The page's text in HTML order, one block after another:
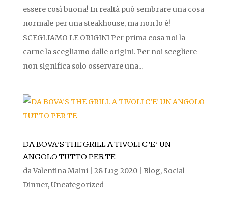
essere così buona! In realtà può sembrare una cosa
normale per una steakhouse, ma non lo è!
SCEGLIAMO LE ORIGINI Per prima cosa noi la
carne la scegliamo dalle origini. Per noi scegliere
non significa solo osservare una...
DA BOVA’S THE GRILL A TIVOLI C’E’ UN
ANGOLO TUTTO PER TE
daValentina Maini| 28 Lug 2020| Blog, Social
Dinner,Uncategorized